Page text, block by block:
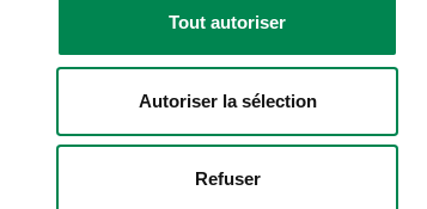
Tout autoriser
Autoriser la sélection
Refuser
actualités de la CSD?